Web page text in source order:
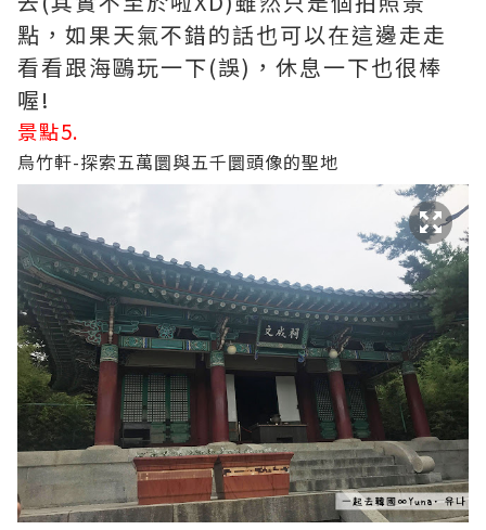
點，如果天氣不錯的話也可以在這邊走走
看看跟海鷗玩一下(誤)，休息一下也很棒
喔!
景點5.
烏竹軒-探索五萬圜與五千圜頭像的聖地